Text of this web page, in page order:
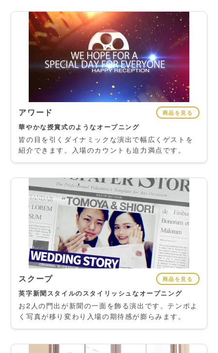
アワード 商品を見る
華やかな授賞式のようなオープニング
皆の目を引くダイナミックな演出で幅広くゲストを
紹介できます。入場のカウントも迫力満点です。
スクープ 商品を見る
英字新聞スタイルのスタイリッシュなオープニング
お2人の門出が新聞の一面を飾る演出です。テンポよ
く写真が移り変わり入場の期待感が膨らみます。